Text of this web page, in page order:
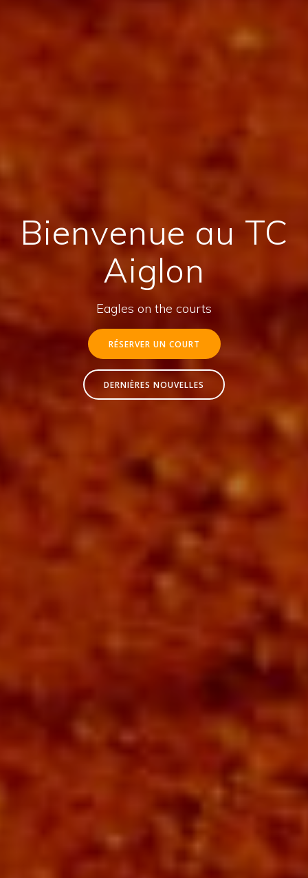
Bienvenue au TC
Aiglon
Eagles on the courts
RÉSERVER UN COURT
DERNIÈRES NOUVELLES